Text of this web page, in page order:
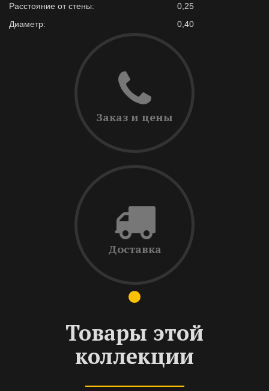
Расстояние от стены:
0,25
Диаметр:
0,40
Заказ и цены
Доставка
Товары этой
коллекции